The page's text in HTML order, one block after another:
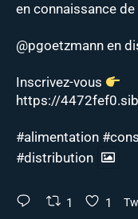
en connaissance de
@pgoetzmann en
Inscrivez-vous
https://
#alimentation
#distribution
1 1